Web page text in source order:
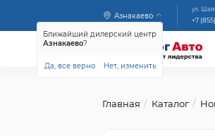
Азнакаево
Ближайший дилерский центр
Азнакаево?
Да, все верно Нет, изменить
ул.
+7
Главная Каталог